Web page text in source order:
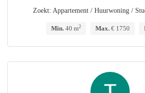
Zoekt: Appartement / Huurwoning /
Min. 40 m2 Max. € 1750